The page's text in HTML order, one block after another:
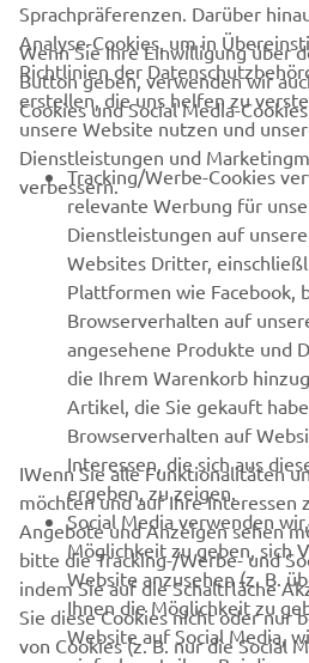
UNTERNEHMEN
B2B
MEHR YAMAHA
SUPPORT
NEWSLETTER
Erfahre als Erster von den neuesten
Sonderveranstaltungen,
Lesen Sie unsere
Sprachpräferenzen. Darüber
Analyse-Cookies, um in
Richtlinien der
erstellen, die uns helfen zu
unsere Website nutzen und
Dienstleistungen und
verbessern.
Wenn Sie Ihre Einwilligung über
Button geben, verwenden wir
Cookies und Social Media-
Tracking/Werbe-Cookies
relevante Werbung für
Dienstleistungen auf
Websites Dritter,
Plattformen wie Facebook,
Browserverhalten auf
angesehene Produkte und
die Ihrem Warenkorb
Artikel, die Sie gekauft
Browserverhalten auf
Interessen, die sich aus
ergeben, zu zeigen.
Social Media verwenden
Möglichkeit zu geben, sich
Website anzusehen (z. B.
Ihnen die Möglichkeit zu
Website auf Social Media,
IWenn Sie alle Funktionalitäten
möchten und auf Ihre Interessen
Angebote und Anzeigen sehen
bitte die Tracking-/Werbe- und
indem Sie auf die Schaltfläche
Sie diese Cookies nicht oder nur
von Cookies (z. B. nur die Social